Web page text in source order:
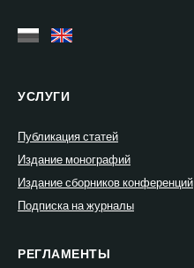
УСЛУГИ
Публикация статей
Издание монографий
Издание сборников конференций
Подписка на журналы
РЕГЛАМЕНТЫ